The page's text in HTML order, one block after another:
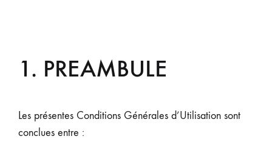
1. PREAMBULE
Les présentes Conditions Générales d’Utilisation sont
conclues entre :